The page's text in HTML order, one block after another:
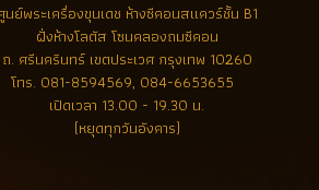
นย์พระเครื่องขุนเดช ห้างซีคอนสแควร์ชั้น B1
ฝั่งห้างโลตัส โซนคลองถมซีคอน
ถ. ศรีนครินทร์ เขตประเวศ กรุงเทพ 10260
โทร. 081-8594569, 084-6653655
เปิดเวลา 13.00 - 19.30 น.
(หยุดทุกวันอังคาร)